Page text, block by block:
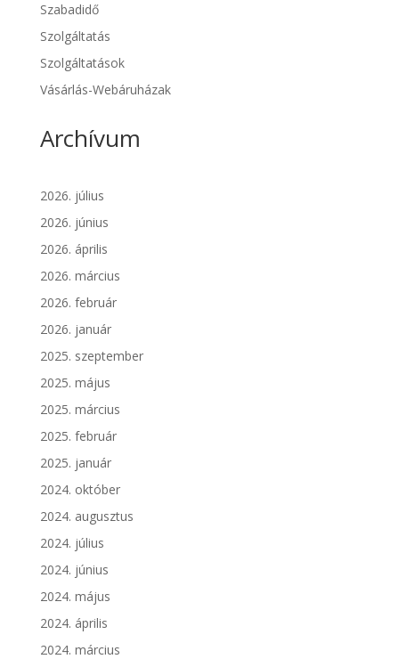
Szabadidő
Szolgáltatás
Szolgáltatások
Vásárlás-Webáruházak
Archívum
2026. július
2026. június
2026. április
2026. március
2026. február
2026. január
2025. szeptember
2025. május
2025. március
2025. február
2025. január
2024. október
2024. augusztus
2024. július
2024. június
2024. május
2024. április
2024. március